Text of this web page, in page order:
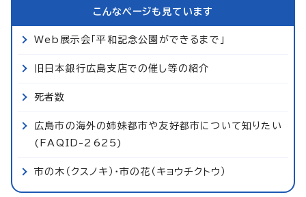
こんなページも見ています
Web展示会「平和記念公園ができるまで」
旧日本銀行広島支店での催し等の紹介
死者数
広島市の海外の姉妹都市や友好都市について知りたい
(FAQID-2625)
市の木（クスノキ）・市の花（キョウチクトウ）